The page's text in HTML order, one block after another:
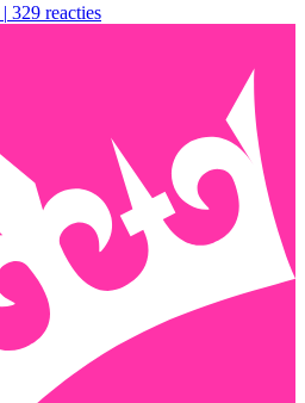
| 329 reacties